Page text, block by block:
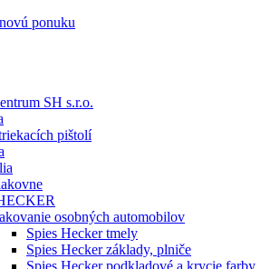
ponuku
SH s.r.o.
pištolí
osobných automobilov
Spies Hecker tmely
Spies Hecker základy, plniče
Spies Hecker podkladové a krycie farby